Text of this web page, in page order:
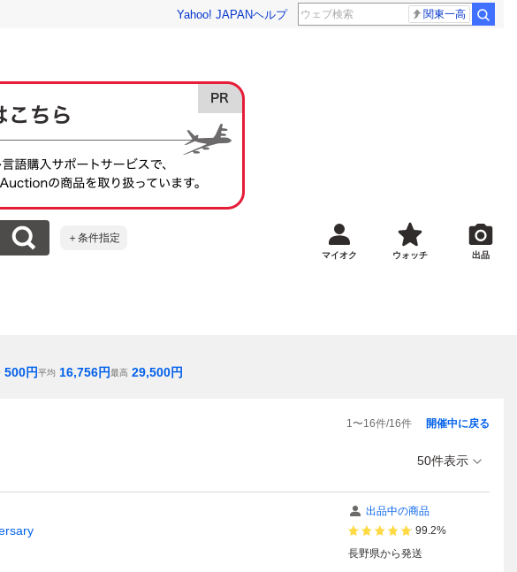
Yahoo! JAPANヘルプ 関東一高
＋条件指定
マイオク ウォッチ 出品
500円平均 16,756円最高 29,500円
1〜16件/16件 開催中に戻る
50件表示
出品中の商品
99.2%
長野県から発送